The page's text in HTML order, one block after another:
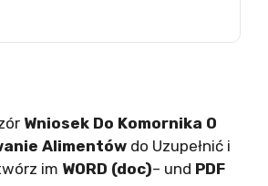
Wniosek Do Komornika O
Alimentówdo Uzupełnić i
im WORD (doc)– und PDF